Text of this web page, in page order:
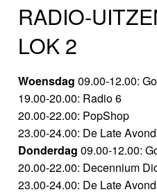
RADIO-
LOK 2
Woensdag 09.00-12.00:
19.00-20.00: Radio 6
20.00-22.00: PopShop
23.00-24.00: De Late Avond
Donderdag 09.00-12.00:
20.00-22.00: Decennium
23.00-24.00: De Late Avond